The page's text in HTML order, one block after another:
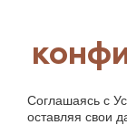
Соглашаясь с
оставляя свои